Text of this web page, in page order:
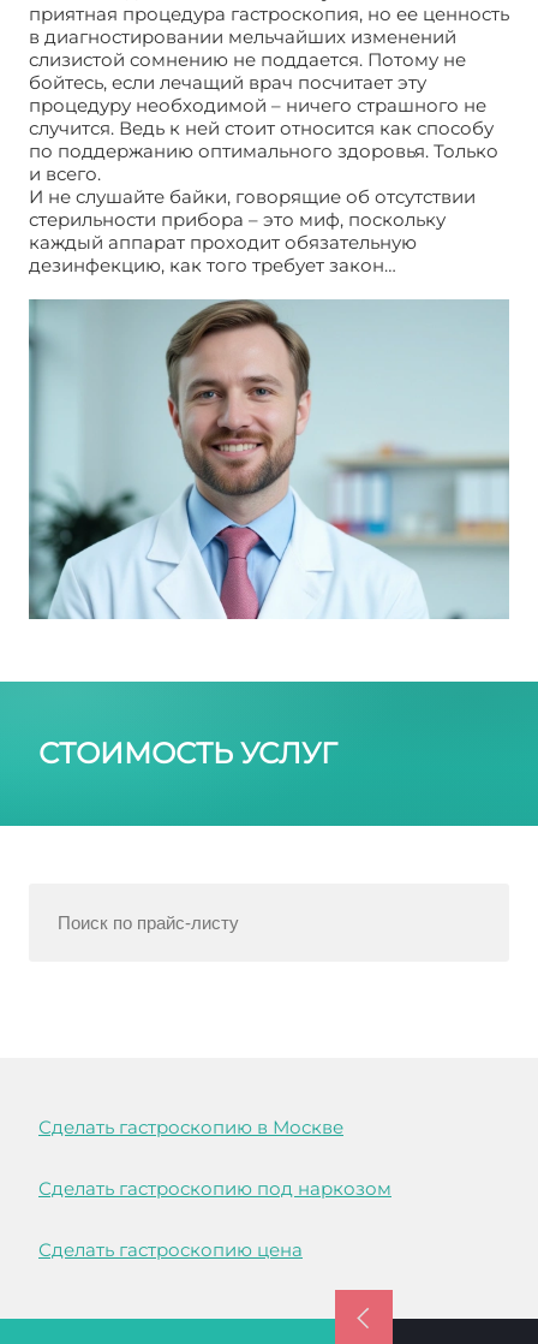
приятная процедура гастроскопия, но ее ценность
в диагностировании мельчайших изменений
слизистой сомнению не поддается. Потому не
бойтесь, если лечащий врач посчитает эту
процедуру необходимой – ничего страшного не
случится. Ведь к ней стоит относится как способу
по поддержанию оптимального здоровья. Только
и всего.
И не слушайте байки, говорящие об отсутствии
стерильности прибора – это миф, поскольку
каждый аппарат проходит обязательную
дезинфекцию, как того требует закон…
СТОИМОСТЬ УСЛУГ
Сделать гастроскопию в Москве
Сделать гастроскопию под наркозом
Сделать гастроскопию цена